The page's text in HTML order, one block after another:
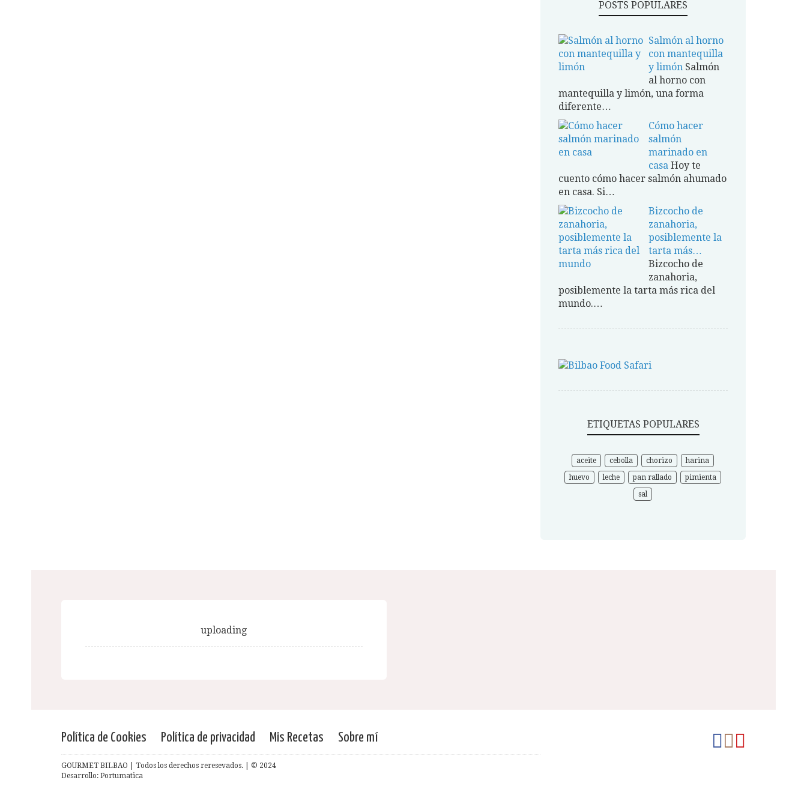
POSTS POPULARES
Salmón al horno
con mantequilla
y limón Salmón
al horno con
mantequilla y limón, una forma
diferente…
Cómo hacer
salmón
marinado en
casa Hoy te
cuento cómo hacer salmón ahumado
en casa. Si…
Bizcocho de
zanahoria,
posiblemente la
tarta más…
Bizcocho de
zanahoria,
posiblemente la tarta más rica del
mundo.…
ETIQUETAS POPULARES
aceite cebolla chorizo
harina
huevo
leche pan rallado
pimienta
sal
uploading
Política de Cookies Política de privacidad Mis Recetas Sobre mí
GOURMET BILBAO | Todos los derechos reresevados. | © 2024
Desarrollo: Portumatica